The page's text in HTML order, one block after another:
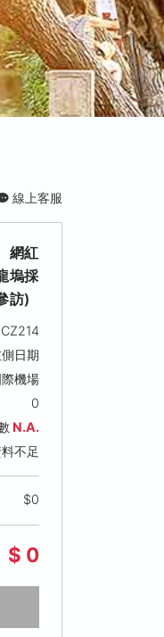
26,900
線上客服
網紅
塢採
訪)
日期
機場
0
N.A.
不足
$0
$ 0